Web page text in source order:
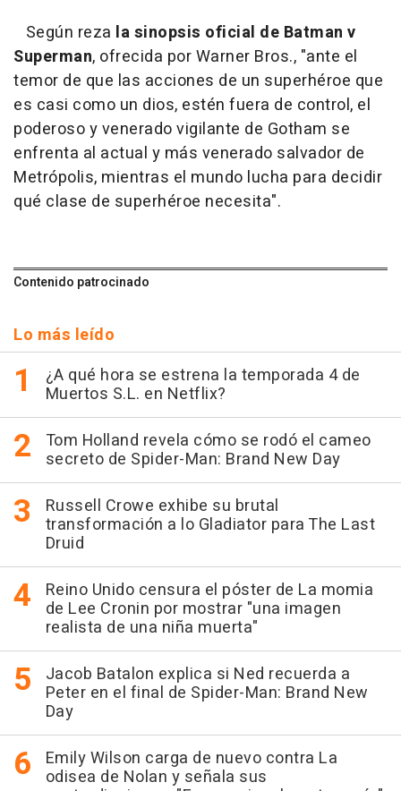
Según reza la sinopsis oficial de Batman v
Superman, ofrecida por Warner Bros., "ante el
temor de que las acciones de un superhéroe que
es casi como un dios, estén fuera de control, el
poderoso y venerado vigilante de Gotham se
enfrenta al actual y más venerado salvador de
Metrópolis, mientras el mundo lucha para decidir
qué clase de superhéroe necesita".
Contenido patrocinado
Lo más leído
¿A qué hora se estrena la temporada 4 de
Muertos S.L. en Netflix?
Tom Holland revela cómo se rodó el cameo
secreto de Spider-Man: Brand New Day
Russell Crowe exhibe su brutal
transformación a lo Gladiator para The Last
Druid
Reino Unido censura el póster de La momia
de Lee Cronin por mostrar "una imagen
realista de una niña muerta"
Jacob Batalon explica si Ned recuerda a
Peter en el final de Spider-Man: Brand New
Day
Emily Wilson carga de nuevo contra La
odisea de Nolan y señala sus